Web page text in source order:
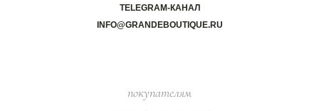
TELEGRAM-КАНАЛ
INFO@GRANDEBOUTIQUE.RU
покупателям